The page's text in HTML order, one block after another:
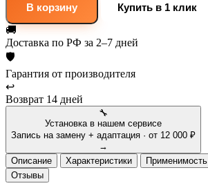
В корзину
Купить в 1 клик
🚚
Доставка по РФ за 2–7 дней
🛡
Гарантия от производителя
↩
Возврат 14 дней
🔧
Установка в нашем сервисе
Запись на замену + адаптация · от 12 000 ₽
→
Описание
Характеристики Применимость
Отзывы